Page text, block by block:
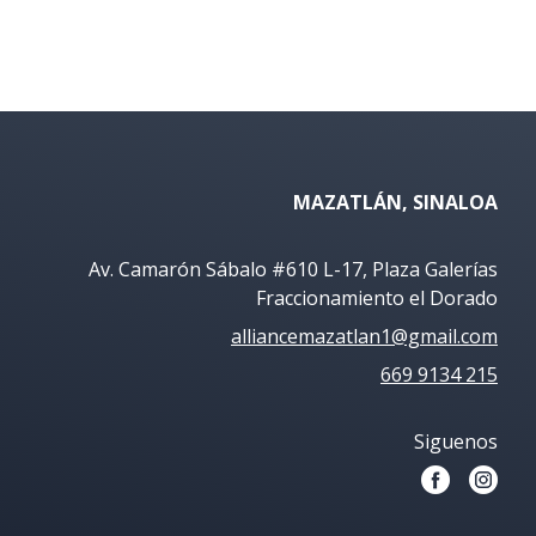
MAZATLÁN, SINALOA
Av. Camarón Sábalo #610 L-17, Plaza Galerías
Fraccionamiento el Dorado
alliancemazatlan1@gmail.com
669 9134 215
Siguenos